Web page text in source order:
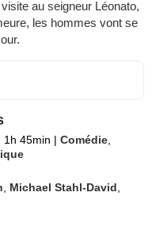
au seigneur Léonato,
les hommes vont se
1h 45min | Comédie
Michael Stahl-David